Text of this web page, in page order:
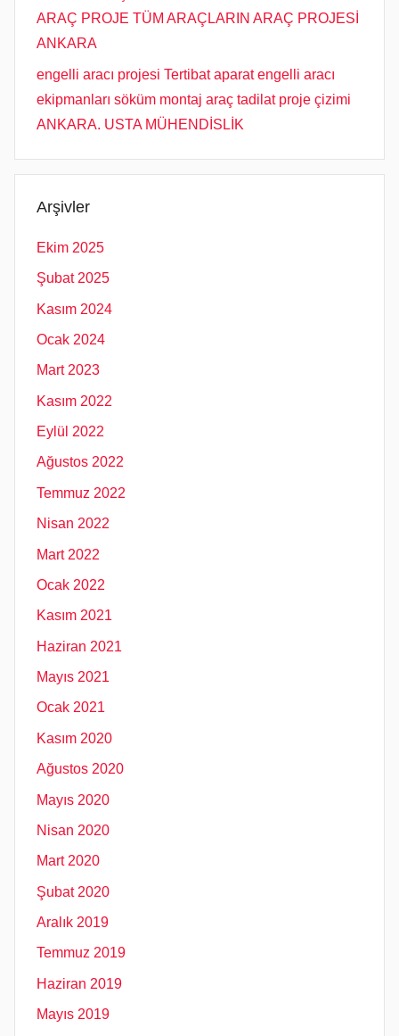
ARAÇ PROJE TÜM ARAÇLARIN ARAÇ PROJESİ
ANKARA
engelli aracı projesi Tertibat aparat engelli aracı
ekipmanları söküm montaj araç tadilat proje çizimi
ANKARA. USTA MÜHENDİSLİK
Arşivler
Ekim 2025
Şubat 2025
Kasım 2024
Ocak 2024
Mart 2023
Kasım 2022
Eylül 2022
Ağustos 2022
Temmuz 2022
Nisan 2022
Mart 2022
Ocak 2022
Kasım 2021
Haziran 2021
Mayıs 2021
Ocak 2021
Kasım 2020
Ağustos 2020
Mayıs 2020
Nisan 2020
Mart 2020
Şubat 2020
Aralık 2019
Temmuz 2019
Haziran 2019
Mayıs 2019